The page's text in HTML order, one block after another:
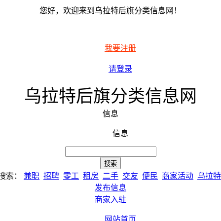
您好，欢迎来到乌拉特后旗分类信息网！
我要注册
请登录
乌拉特后旗分类信息网
信息
信息
索： 兼职 招聘 零工 租房 二手 交友 便民 商家活动 乌拉
发布信息
商家入驻
网站首页